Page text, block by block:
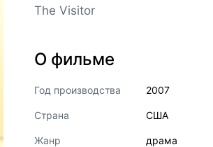
The Visitor
О фильме
Год производства 2007
Страна США
Жанр драма